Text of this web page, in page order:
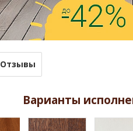
Отзывы
Варианты